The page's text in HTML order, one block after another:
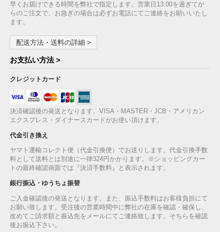
早くお届けできる時間を弊社で指定します。営業日13:00を過ぎてか
らのご注文で、お急ぎの場合は必ずお電話にてご連絡をお願いいたし
ます。
配送方法・送料の詳細 >
お支払い方法 >
クレジットカード
決済確認後の発送となります。VISA・MASTER・JCB・アメリカン
エクスプレス・ダイナースカードがお使い頂けます。
代金引き換え
ヤマト運輸コレクト便（代金引換便）でお送りします。代金引換手数
料として送料とは別途に一律324円かかります。※ショッピングカー
トの最終確認画面では『決済手数料』と表示されます。
銀行振込・ゆうちょ振替
ご入金確認後の発送となります。また、振込手数料はお客様負担にて
お願い致します。受注後の営業時間中に弊社の在庫を確認・確保し、
改めてご請求額と振込先をメールにてご連絡致します。そちらを確認
後お振込下さい。